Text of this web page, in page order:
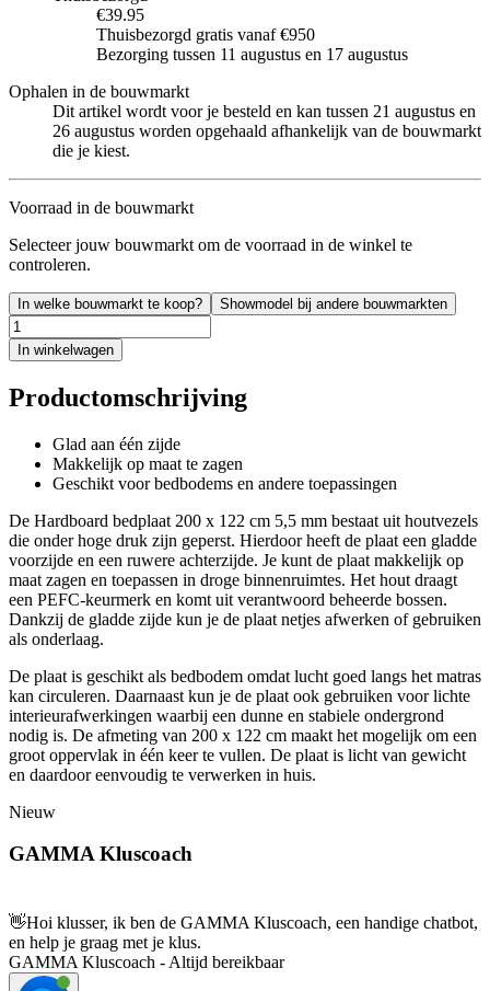
€39.95
Thuisbezorgd gratis vanaf €950
Bezorging tussen 11 augustus en 17 augustus
Ophalen in de bouwmarkt
Dit artikel wordt voor je besteld en kan tussen 21 augustus en
26 augustus worden opgehaald afhankelijk van de bouwmarkt
die je kiest.
Voorraad in de bouwmarkt
Selecteer jouw bouwmarkt om de voorraad in de winkel te
controleren.
In welke bouwmarkt te koop? Showmodel bij andere bouwmarkten
In winkelwagen
Productomschrijving
Glad aan één zijde
Makkelijk op maat te zagen
Geschikt voor bedbodems en andere toepassingen
De Hardboard bedplaat 200 x 122 cm 5,5 mm bestaat uit houtvezels
die onder hoge druk zijn geperst. Hierdoor heeft de plaat een gladde
voorzijde en een ruwere achterzijde. Je kunt de plaat makkelijk op
maat zagen en toepassen in droge binnenruimtes. Het hout draagt
een PEFC-keurmerk en komt uit verantwoord beheerde bossen.
Dankzij de gladde zijde kun je de plaat netjes afwerken of gebruiken
als onderlaag.
De plaat is geschikt als bedbodem omdat lucht goed langs het matras
kan circuleren. Daarnaast kun je de plaat ook gebruiken voor lichte
interieurafwerkingen waarbij een dunne en stabiele ondergrond
nodig is. De afmeting van 200 x 122 cm maakt het mogelijk om een
groot oppervlak in één keer te vullen. De plaat is licht van gewicht
en daardoor eenvoudig te verwerken in huis.
Nieuw
GAMMA Kluscoach
👋Hoi klusser, ik ben de GAMMA Kluscoach, een handige chatbot,
en help je graag met je klus.
GAMMA Kluscoach - Altijd bereikbaar